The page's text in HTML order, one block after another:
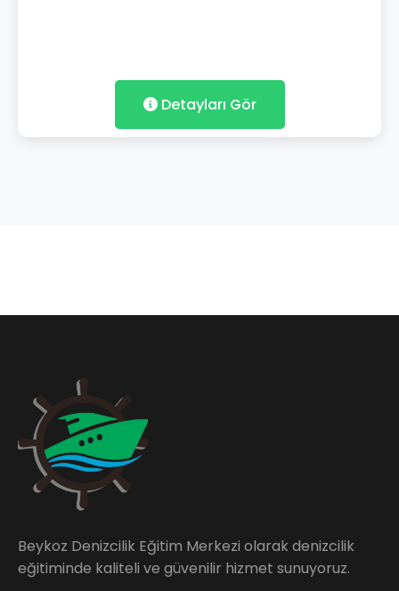
Detayları Gör
Beykoz Denizcilik Eğitim Merkezi olarak denizcilik
eğitiminde kaliteli ve güvenilir hizmet sunuyoruz.